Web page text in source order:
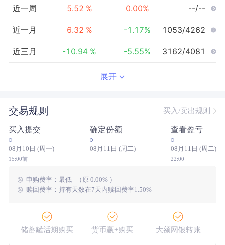
近一周 5.52 % 0.00% --/--
近一月 6.32 % -1.17% 1053/4262
近三月 -10.94 % -5.55% 3162/4081
近三年 398/1789
近五年 22.04% 10.08% 314/1133
今年以来 1764/3837
成立以来 87.96%
展开
交易规则 买入/卖出规则
买入提交
08月10日 (周一)
15:00前
确定份额
08月11日 (周二)
查看盈亏
08月11日 (周二)
22:00
申购费率： 最低--（原 0.00%）
赎回费率：持有天数在7天内赎回费率1.50%
储蓄罐活期购买 货币赢+购买 大额网银转账